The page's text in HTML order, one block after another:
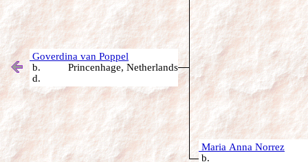
Goverdina van Poppel
b. Princenhage, Netherlands
d.
Maria Anna Norrez
b.